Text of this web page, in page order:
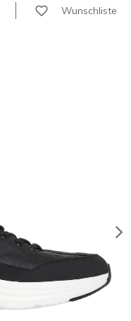
Wunschliste